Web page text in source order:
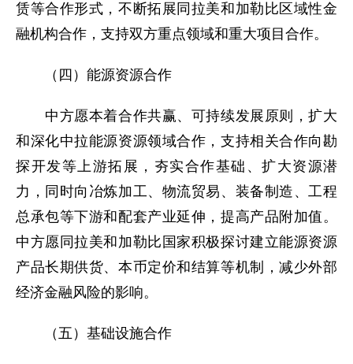
赁等合作形式，不断拓展同拉美和加勒比区域性金
融机构合作，支持双方重点领域和重大项目合作。
（四）能源资源合作
中方愿本着合作共赢、可持续发展原则，扩大
和深化中拉能源资源领域合作，支持相关合作向勘
探开发等上游拓展，夯实合作基础、扩大资源潜
力，同时向冶炼加工、物流贸易、装备制造、工程
总承包等下游和配套产业延伸，提高产品附加值。
中方愿同拉美和加勒比国家积极探讨建立能源资源
产品长期供货、本币定价和结算等机制，减少外部
经济金融风险的影响。
（五）基础设施合作